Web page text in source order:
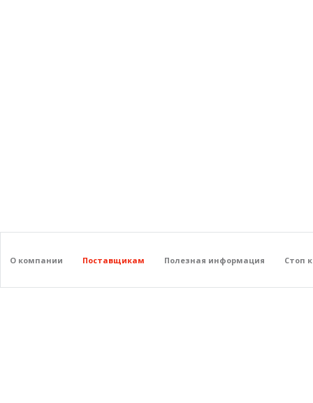
О компании Поставщикам Полезная информация Стоп